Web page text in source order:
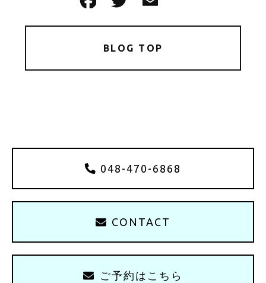
BLOG TOP
048-470-6868
CONTACT
ご予約はこちら